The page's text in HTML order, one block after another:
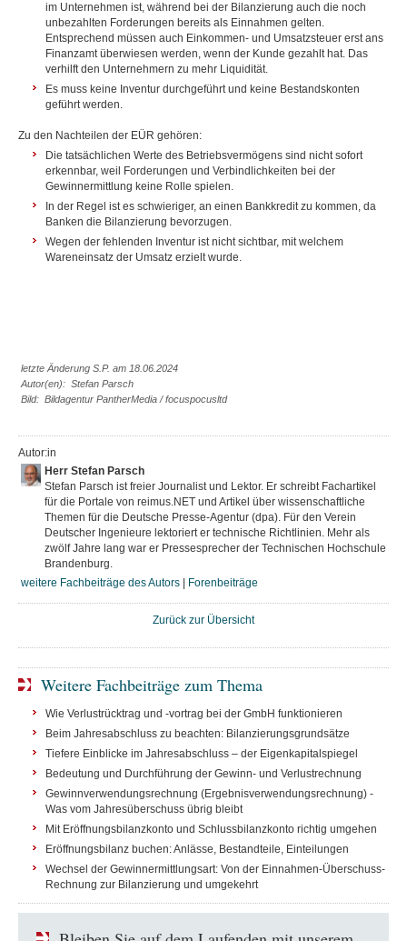
im Unternehmen ist, während bei der Bilanzierung auch die noch
unbezahlten Forderungen bereits als Einnahmen gelten.
Entsprechend müssen auch Einkommen- und Umsatzsteuer erst ans
Finanzamt überwiesen werden, wenn der Kunde gezahlt hat. Das
verhilft den Unternehmern zu mehr Liquidität.
Es muss keine Inventur durchgeführt und keine Bestandskonten
geführt werden.
Zu den Nachteilen der EÜR gehören:
Die tatsächlichen Werte des Betriebsvermögens sind nicht sofort
erkennbar, weil Forderungen und Verbindlichkeiten bei der
Gewinnermittlung keine Rolle spielen.
In der Regel ist es schwieriger, an einen Bankkredit zu kommen, da
Banken die Bilanzierung bevorzugen.
Wegen der fehlenden Inventur ist nicht sichtbar, mit welchem
Wareneinsatz der Umsatz erzielt wurde.
letzte Änderung S.P. am 18.06.2024
Autor(en): Stefan Parsch
Bild: Bildagentur PantherMedia / focuspocusltd
Autor:in
Herr Stefan Parsch
Stefan Parsch ist freier Journalist und Lektor. Er schreibt Fachartikel
für die Portale von reimus.NET und Artikel über wissenschaftliche
Themen für die Deutsche Presse-Agentur (dpa). Für den Verein
Deutscher Ingenieure lektoriert er technische Richtlinien. Mehr als
zwölf Jahre lang war er Pressesprecher der Technischen Hochschule
Brandenburg.
weitere Fachbeiträge des Autors
Forenbeiträge
Zurück zur Übersicht
Weitere Fachbeiträge zum Thema
Wie Verlustrücktrag und -vortrag bei der GmbH funktionieren
Beim Jahresabschluss zu beachten: Bilanzierungsgrundsätze
Tiefere Einblicke im Jahresabschluss – der Eigenkapitalspiegel
Bedeutung und Durchführung der Gewinn- und Verlustrechnung
Gewinnverwendungsrechnung (Ergebnisverwendungsrechnung) -
Was vom Jahresüberschuss übrig bleibt
Mit Eröffnungsbilanzkonto und Schlussbilanzkonto richtig umgehen
Eröffnungsbilanz buchen: Anlässe, Bestandteile, Einteilungen
Wechsel der Gewinnermittlungsart: Von der Einnahmen-Überschuss-
Rechnung zur Bilanzierung und umgekehrt